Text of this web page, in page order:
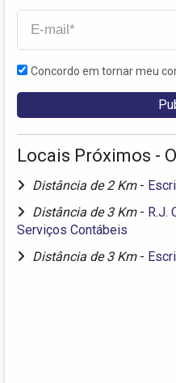
Concordo em tornar meu
Locais Próximos -
Distância de 2 Km -
Distância de 3 Km - R.J.
Serviços Contábeis
Distância de 3 Km -